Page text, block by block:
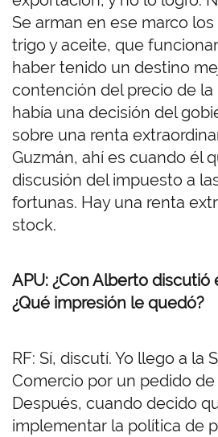
Se arman en ese marco
trigo y aceite, que
haber tenido un destino
contención del precio de la
había una decisión del
sobre una renta
Guzmán, ahí es cuando él
discusión del impuesto a
fortunas. Hay una renta
stock.
APU: ¿Con Alberto discutió
¿Qué impresión le quedó?
RF: Sí, discutí. Yo llego a la
Comercio por un pedido de
Después, cuando decido
implementar la política de